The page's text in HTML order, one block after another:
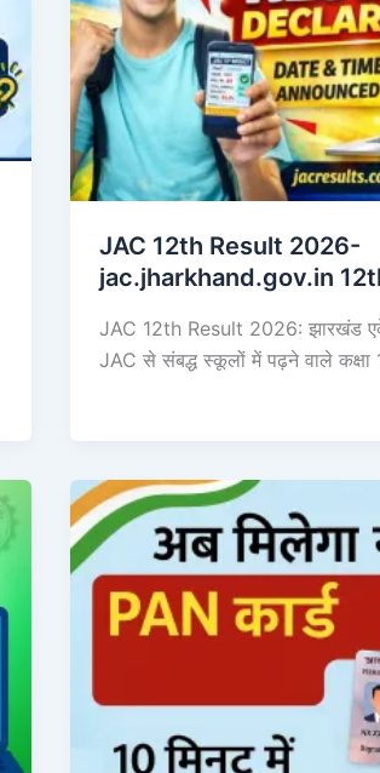
JAC 12th Result 2026-
jac.jharkhand.gov.in
JAC 12th Result 2026: झारखंड
JAC से संबद्ध स्कूलों में पढ़ने वाले कक्षा